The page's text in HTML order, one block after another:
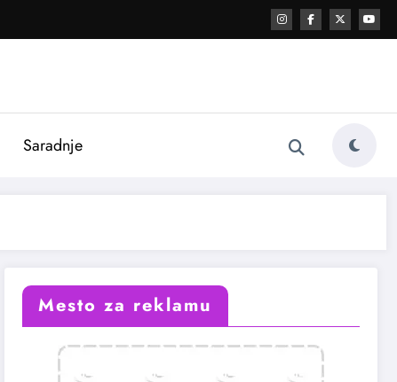
Saradnje
Mesto za reklamu